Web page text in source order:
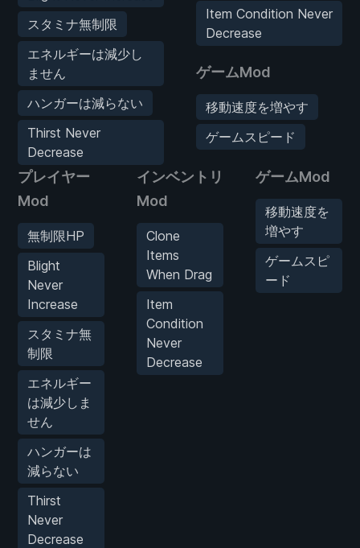
スタミナ無制限
エネルギーは減少し
ません
ハンガーは減らない
Thirst Never
Decrease
Item Condition Never
Decrease
ゲームMod
移動速度を増やす
ゲームスピード
プレイヤー
Mod
無制限HP
Blight
Never
Increase
スタミナ無
制限
エネルギー
は減少しま
せん
ハンガーは
減らない
Thirst
Never
Decrease
インベントリ
Mod
Clone
Items
When Drag
Item
Condition
Never
Decrease
ゲームMod
移動速度を
増やす
ゲームスピ
ード